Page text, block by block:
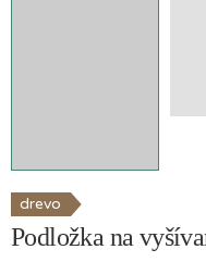
vyšívanie, vzor
Srdce
2.40€
drevo
Podložka na